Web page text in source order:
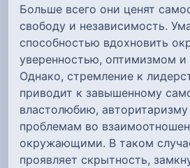
Больше всего они ценят
свободу и независимость.
способностью вдохновить
уверенностью, оптимизмом и
Однако, стремление к
приводит к завышенному
властолюбию, авторитаризму
проблемам во
окружающими. В таком
проявляет скрытность,